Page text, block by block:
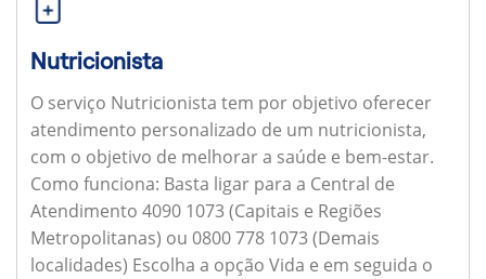
Nutricionista
O serviço Nutricionista tem por objetivo oferecer
atendimento personalizado de um nutricionista,
com o objetivo de melhorar a saúde e bem-estar.
Como funciona: Basta ligar para a Central de
Atendimento 4090 1073 (Capitais e Regiões
Metropolitanas) ou 0800 778 1073 (Demais
localidades) Escolha a opção Vida e em seguida o